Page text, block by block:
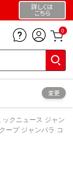
詳しくは
こちら
0
変更
ックニュース ジャン
ープ ジャンパラ コ